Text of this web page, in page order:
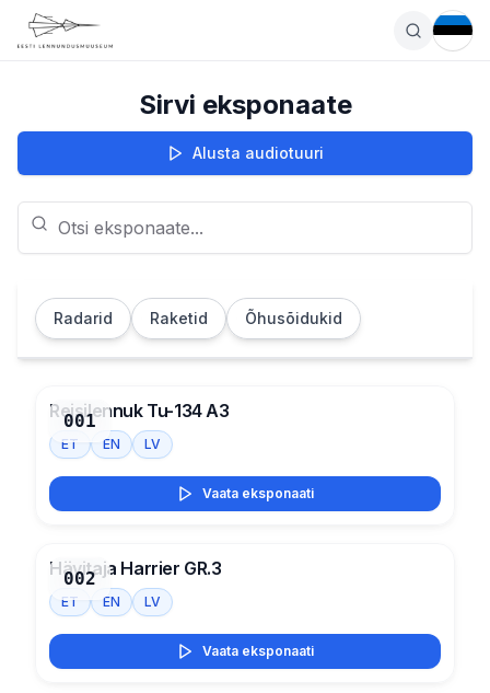
EE
Sirvi eksponaate
Alusta audiotuuri
Radarid Raketid Õhusõidukid
001
Reisilennuk Tu-134 A3
ET EN LV
Vaata eksponaati
002
Hävitaja Harrier GR.3
ET EN LV
Vaata eksponaati